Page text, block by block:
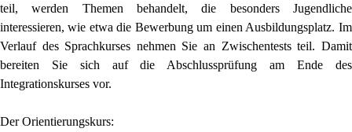
teil, werden Themen behandelt, die besonders Jugendliche
interessieren, wie etwa die Bewerbung um einen Ausbildungsplatz. Im
Verlauf des Sprachkurses nehmen Sie an Zwischentests teil. Damit
bereiten Sie sich auf die Abschlussprüfung am Ende des
Integrationskurses vor.
Der Orientierungskurs: